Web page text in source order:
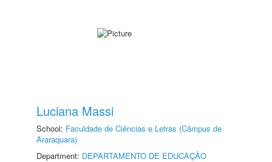
Luciana Massi
School: Faculdade de Ciências e Letras (Câmpus de
Araraquara)
Department: DEPARTAMENTO DE EDUCAÇÃO